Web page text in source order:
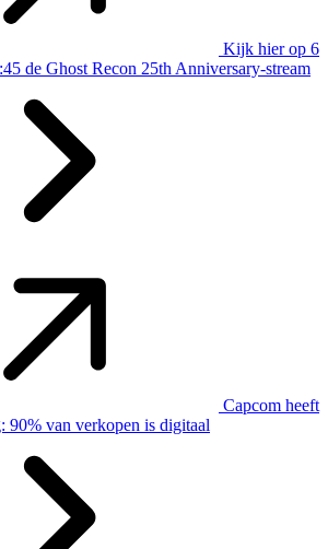
Kijk hier op 6
de Ghost Recon 25th Anniversary-stream
Capcom heeft
90% van verkopen is digitaal